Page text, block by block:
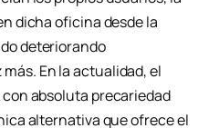
dicha oficina desde la
deteriorando
En la actualidad, el
absoluta precariedad
alternativa que ofrece el